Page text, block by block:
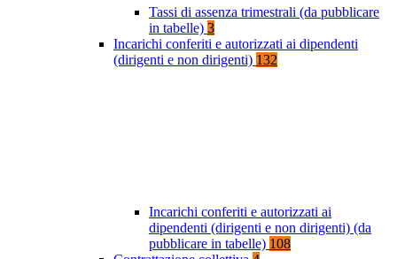
Tassi di assenza trimestrali (da pubblicare
in tabelle) 3
Incarichi conferiti e autorizzati ai dipendenti
(dirigenti e non dirigenti) 132
Incarichi conferiti e autorizzati ai
dipendenti (dirigenti e non dirigenti) (da
pubblicare in tabelle) 108